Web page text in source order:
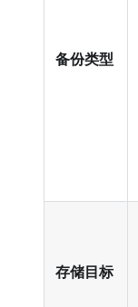
备份类型
存储目标